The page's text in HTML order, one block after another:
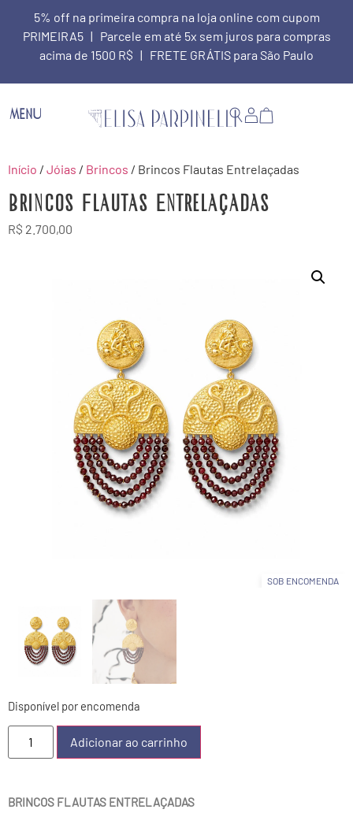
5% off na primeira compra na loja online com cupom
PRIMEIRA5 | Parcele em até 5x sem juros para compras
acima de 1500 R$ | FRETE GRÁTIS para São Paulo
MENU
Início / Jóias / Brincos / Brincos Flautas Entrelaçadas
Brincos Flautas Entrelaçadas
R$ 2.700,00
SOB ENCOMENDA
Disponível por encomenda
Adicionar ao carrinho
BRINCOS FLAUTAS ENTRELAÇADAS